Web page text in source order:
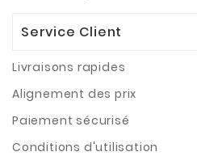
Service Client
Livraisons rapides
Alignement des prix
Paiement sécurisé
Conditions d'utilisation